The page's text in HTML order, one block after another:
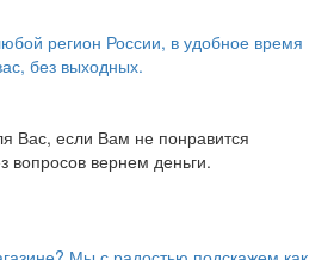
регион России, в удобное время
без выходных.
Вас, если Вам не понравится
вопросов вернем деньги.